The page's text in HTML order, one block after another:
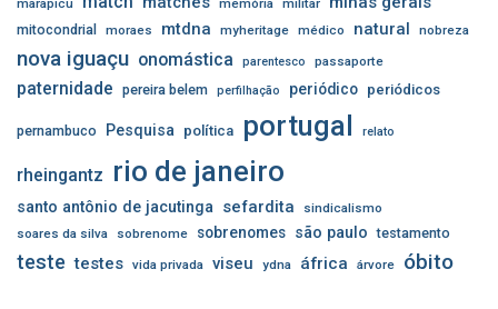
marapicu memória militar
mitocondrial moraes mtdna myheritage médico natural nobreza
nova iguaçu onomástica parentesco passaporte
paternidade pereira belem perfilhação periódico periódicos
pernambuco Pesquisa política portugal relato
rheingantz rio de janeiro
santo antônio de jacutinga sefardita
sindicalismo
soares da silva
sobrenome sobrenomes são paulo testamento
teste testes vida privada viseu ydna áfrica árvore óbito